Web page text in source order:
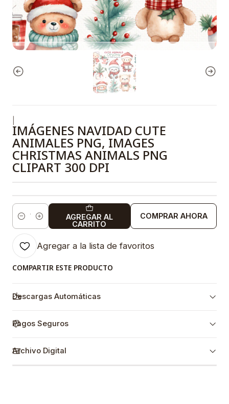
IMÁGENES NAVIDAD CUTE
ANIMALES PNG, IMAGES
CHRISTMAS ANIMALS PNG
CLIPART 300 DPI
Cantidad
AGREGAR AL
CARRITO
COMPRAR AHORA
Agregar a la lista de favoritos
COMPARTIR ESTE PRODUCTO
Descargas Automáticas
Pagos Seguros
Archivo Digital